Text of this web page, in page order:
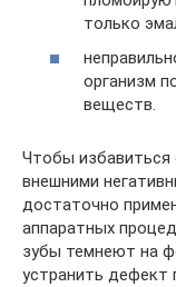
только
организм
веществ.
Чтобы избавиться
внешними
достаточно
аппаратных
зубы темнеют на
устранить дефект